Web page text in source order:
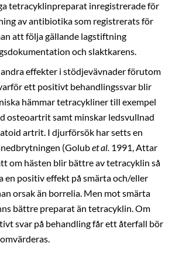
tetracyklinpreparat inregistrerade för
av antibiotika som registrerats för
att följa gällande lagstiftning
och slaktkarens.
effekter i stödjevävnader förutom
ett positivt behandlingssvar blir
hämmar tetracykliner till exempel
osteoartrit samt minskar ledsvullnad
artrit. I djurförsök har setts en
(Golubet al. 1991, Attar
om hästen blir bättre av tetracyklin så
en positiv effekt på smärta och/eller
orsak än borrelia. Men mot smärta
bättre preparat än tetracyklin. Om
svar på behandling får ett återfall bör